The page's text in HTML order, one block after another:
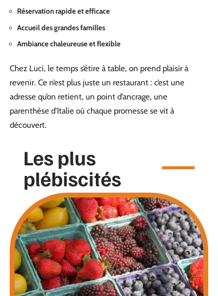
Réservation rapide et efficace
Accueil des grandes familles
Ambiance chaleureuse et flexible
Chez Luci, le temps s’étire à table, on prend plaisir à
revenir. Ce n’est plus juste un restaurant : c’est une
adresse qu’on retient, un point d’ancrage, une
parenthèse d’Italie où chaque promesse se vit à
découvert.
Les plus
plébiscités